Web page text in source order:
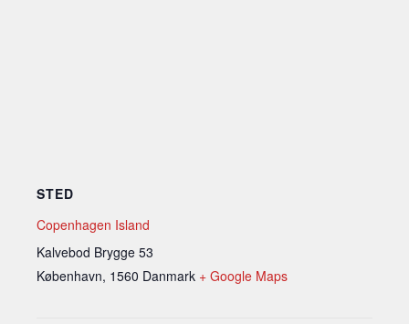
STED
Copenhagen Island
Kalvebod Brygge 53
København, 1560 Danmark + Google Maps